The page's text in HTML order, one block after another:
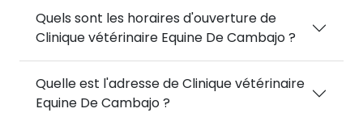
Quels sont les horaires d'ouverture de
Clinique vétérinaire Equine De Cambajo ?
Quelle est l'adresse de Clinique vétérinaire
Equine De Cambajo ?